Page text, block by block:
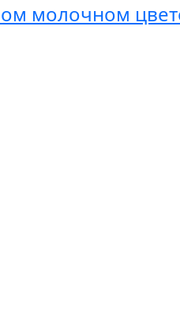
молочном